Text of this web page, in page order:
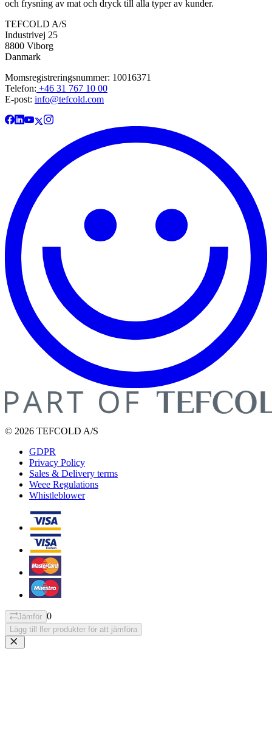
och frysning av mat och dryck till alla typer av kunder.
TEFCOLD A/S
Industrivej 25
8800 Viborg
Danmark
Momsregistreringsnummer: 10016371
Telefon: +46 31 767 10 00
E-post: info@tefcold.com
© 2026 TEFCOLD A/S
GDPR
Privacy Policy
Sales & Delivery terms
Weee Regulations
Whistleblower
Jämför 0
Lägg till fler produkter för att jämföra